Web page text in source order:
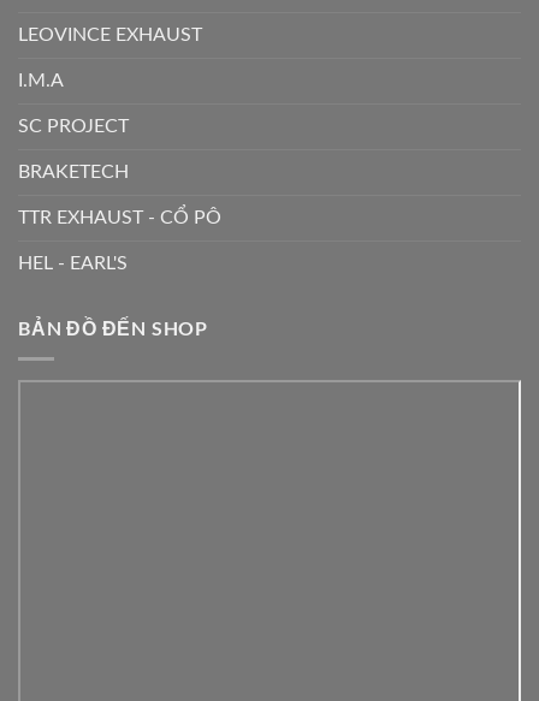
LEOVINCE EXHAUST
I.M.A
SC PROJECT
BRAKETECH
TTR EXHAUST - CỔ PÔ
HEL - EARL'S
BẢN ĐỒ ĐẾN SHOP